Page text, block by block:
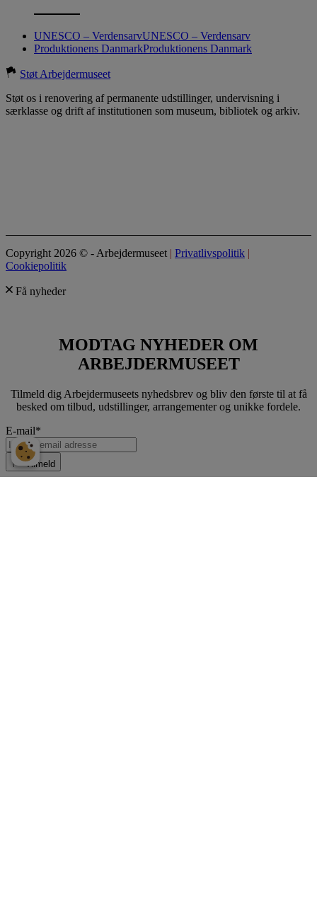
UNESCO – VerdensarvUNESCO – Verdensarv
Produktionens DanmarkProduktionens Danmark
Støt Arbejdermuseet
Støt os i renovering af permanente udstillinger, undervisning i
særklasse og drift af institutionen som museum, bibliotek og arkiv.
Copyright 2026 © - Arbejdermuseet | Privatlivspolitik |
Cookiepolitik
Få nyheder
MODTAG NYHEDER OM
ARBEJDERMUSEET
Tilmeld dig Arbejdermuseets nyhedsbrev og bliv den første til at få
besked om tilbud, udstillinger, arrangementer og unikke fordele.
E-mail*
Tilmeld